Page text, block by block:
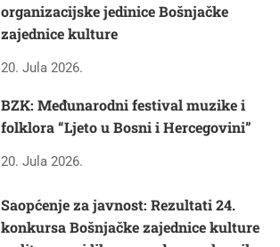
organizacijske jedinice Bošnjačke
zajednice kulture
20. Jula 2026.
BZK: Međunarodni festival muzike i
folklora “Ljeto u Bosni i Hercegovini”
20. Jula 2026.
Saopćenje za javnost: Rezultati 24.
konkursa Bošnjačke zajednice kulture